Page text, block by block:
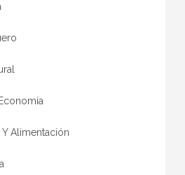
Alimentación